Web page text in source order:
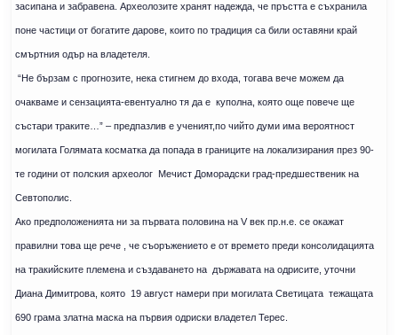
засипана и забравена. Археолозите хранят надежда, че пръстта е съхранила
поне частици от богатите дарове, които по традиция са били оставяни край
смъртния одър на владетеля.
“Не бързам с прогнозите, нека стигнем до входа, тогава вече можем да
очакваме и сензацията-евентуално тя да е куполна, която още повече ще
състари траките…” – предпазлив е ученият,по чийто думи има вероятност
могилата Голямата косматка да попада в границите на локализирания през 90-
те години от полския археолог Мечист Доморадски град-предшественик на
Севтополис.
Ако предположенията ни за първата половина на V век пр.н.е. се окажат
правилни това ще рече , че съоръжението е от времето преди консолидацията
на тракийските племена и създаването на държавата на одрисите, уточни
Диана Димитрова, която 19 август намери при могилата Светицата тежащата
690 грама златна маска на първия одриски владетел Терес.